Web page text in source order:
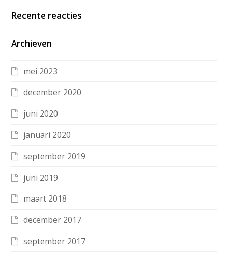
Recente reacties
Archieven
mei 2023
december 2020
juni 2020
januari 2020
september 2019
juni 2019
maart 2018
december 2017
september 2017